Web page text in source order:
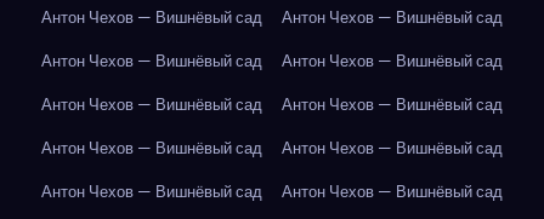
Антон Чехов — Вишнёвый сад
Антон Чехов — Вишнёвый сад
Антон Чехов — Вишнёвый сад
Антон Чехов — Вишнёвый сад
Антон Чехов — Вишнёвый сад
Антон Чехов — Вишнёвый сад
Антон Чехов — Вишнёвый сад
Антон Чехов — Вишнёвый сад
Антон Чехов — Вишнёвый сад
Антон Чехов — Вишнёвый сад